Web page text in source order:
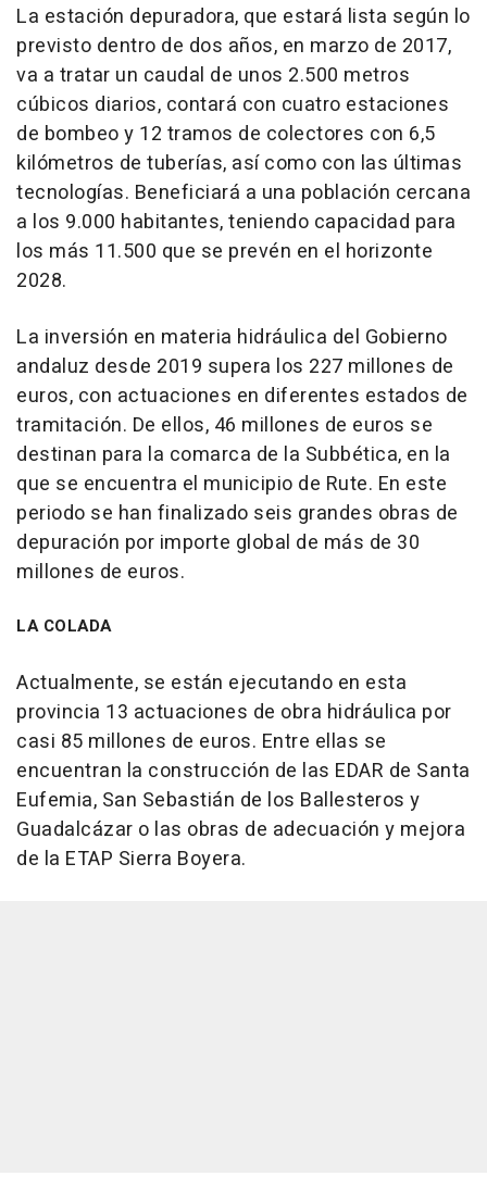
La estación depuradora, que estará lista según lo
previsto dentro de dos años, en marzo de 2017,
va a tratar un caudal de unos 2.500 metros
cúbicos diarios, contará con cuatro estaciones
de bombeo y 12 tramos de colectores con 6,5
kilómetros de tuberías, así como con las últimas
tecnologías. Beneficiará a una población cercana
a los 9.000 habitantes, teniendo capacidad para
los más 11.500 que se prevén en el horizonte
2028.
La inversión en materia hidráulica del Gobierno
andaluz desde 2019 supera los 227 millones de
euros, con actuaciones en diferentes estados de
tramitación. De ellos, 46 millones de euros se
destinan para la comarca de la Subbética, en la
que se encuentra el municipio de Rute. En este
periodo se han finalizado seis grandes obras de
depuración por importe global de más de 30
millones de euros.
LA COLADA
Actualmente, se están ejecutando en esta
provincia 13 actuaciones de obra hidráulica por
casi 85 millones de euros. Entre ellas se
encuentran la construcción de las EDAR de Santa
Eufemia, San Sebastián de los Ballesteros y
Guadalcázar o las obras de adecuación y mejora
de la ETAP Sierra Boyera.